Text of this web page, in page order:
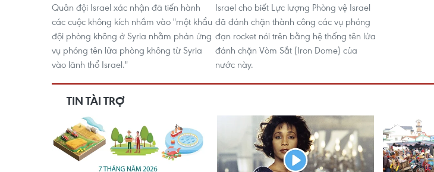
Quân đội Israel xác nhận đã tiến hành
các cuộc không kích nhắm vào "một khẩu
đội phòng không ở Syria nhằm phản ứng
vụ phóng tên lửa phòng không từ Syria
vào lãnh thổ Israel."
Israel cho biết Lực lượng Phòng vệ Israel
đã đánh chặn thành công các vụ phóng
đạn rocket nói trên bằng hệ thống tên lửa
đánh chặn Vòm Sắt (Iron Dome) của
nước này.